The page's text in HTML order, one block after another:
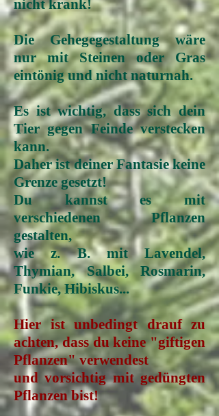
nicht krank!
Die Gehegegestaltung wäre
nur mit Steinen oder Gras
eintönig und nicht naturnah.
Es ist wichtig, dass sich dein
Tier gegen Feinde verstecken
kann.
Daher ist deiner Fantasie keine
Grenze gesetzt!
Du kannst es mit
verschiedenen Pflanzen
gestalten,
wie z. B. mit Lavendel,
Thymian, Salbei, Rosmarin,
Funkie, Hibiskus...
Hier ist unbedingt drauf zu
achten, dass du keine "giftigen
Pflanzen" verwendest
und vorsichtig mit gedüngten
Pflanzen bist!